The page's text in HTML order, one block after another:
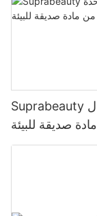
Suprabeauty فرشاة ماسكارا من الخيزران للاستعمال
صديقة للبيئة